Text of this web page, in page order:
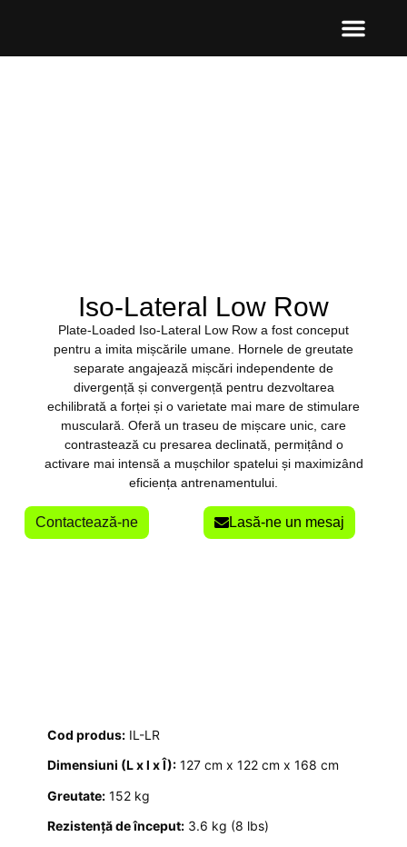
Iso-Lateral Low Row
Plate-Loaded Iso-Lateral Low Row a fost conceput
pentru a imita mișcările umane. Hornele de greutate
separate angajează mișcări independente de
divergență și convergență pentru dezvoltarea
echilibrată a forței și o varietate mai mare de stimulare
musculară. Oferă un traseu de mișcare unic, care
contrastează cu presarea declinată, permițând o
activare mai intensă a mușchilor spatelui și maximizând
eficiența antrenamentului.
Contactează-ne Lasă-ne un mesaj
Cod produs:IL-LR
Dimensiuni (L x l x Î):127 cm x 122 cm x 168 cm
Greutate:152 kg
Rezistență de început:3.6 kg (8 lbs)